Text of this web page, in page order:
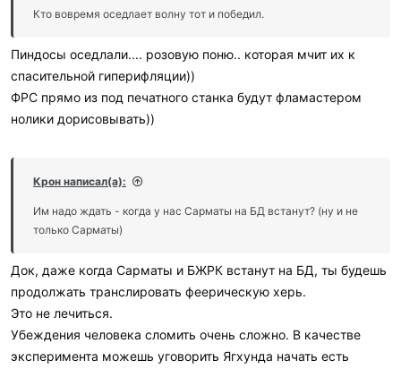
и
Кто вовремя оседлает волну тот и победил.
Пиндосы оседлали.... розовую поню.. которая мчит их к
спасительной гиперифляции))
ФРС прямо из под печатного станка будут фламастером
нолики дорисовывать))
Крон написал(а):
Им надо ждать - когда у нас Сарматы на БД встанут? (ну и не
только Сарматы)
Док, даже когда Сарматы и БЖРК встанут на БД, ты будешь
продолжать транслировать феерическую херь.
Это не лечиться.
Убеждения человека сломить очень сложно. В качестве
эксперимента можешь уговорить Ягхунда начать есть